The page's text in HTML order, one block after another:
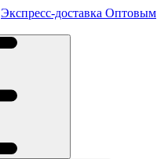
Экспресс-доставка Оптовым